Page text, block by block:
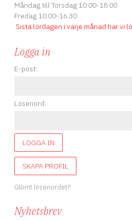
Måndag till Torsdag 10:00-18:00
Fredag 10:00-16:30
Sista lördagen i varje månad har vi
Logga in
E-post:
Lösenord:
LOGGA IN
SKAPA PROFIL
Glömt lösenordet?
Nyhetsbrev